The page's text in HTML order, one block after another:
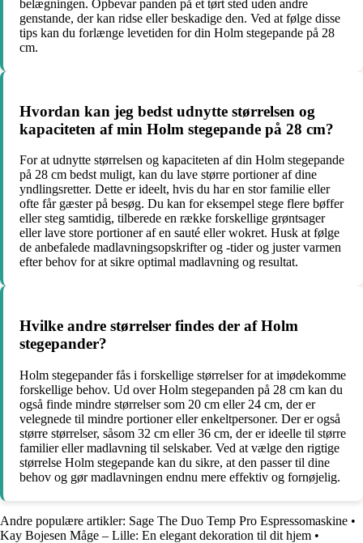
belægningen. Opbevar panden på et tørt sted uden andre
genstande, der kan ridse eller beskadige den. Ved at følge disse
tips kan du forlænge levetiden for din Holm stegepande på 28
cm.
Hvordan kan jeg bedst udnytte størrelsen og
kapaciteten af min Holm stegepande på 28 cm?
For at udnytte størrelsen og kapaciteten af din Holm stegepande
på 28 cm bedst muligt, kan du lave større portioner af dine
yndlingsretter. Dette er ideelt, hvis du har en stor familie eller
ofte får gæster på besøg. Du kan for eksempel stege flere bøffer
eller steg samtidig, tilberede en række forskellige grøntsager
eller lave store portioner af en sauté eller wokret. Husk at følge
de anbefalede madlavningsopskrifter og -tider og juster varmen
efter behov for at sikre optimal madlavning og resultat.
Hvilke andre størrelser findes der af Holm
stegepander?
Holm stegepander fås i forskellige størrelser for at imødekomme
forskellige behov. Ud over Holm stegepanden på 28 cm kan du
også finde mindre størrelser som 20 cm eller 24 cm, der er
velegnede til mindre portioner eller enkeltpersoner. Der er også
større størrelser, såsom 32 cm eller 36 cm, der er ideelle til større
familier eller madlavning til selskaber. Ved at vælge den rigtige
størrelse Holm stegepande kan du sikre, at den passer til dine
behov og gør madlavningen endnu mere effektiv og fornøjelig.
Andre populære artikler: Sage The Duo Temp Pro Espressomaskine •
Kay Bojesen Måge – Lille: En elegant dekoration til dit hjem •